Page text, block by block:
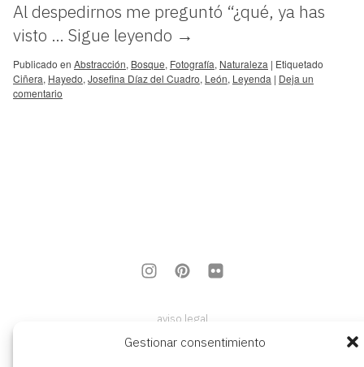
Gestionar consentimiento
Al despedirnos me preguntó “¿qué, ya has
visto … Sigue leyendo →
Publicado en Abstracción, Bosque, Fotografía, Naturaleza | Etiquetado
Ciñera, Hayedo, Josefina Díaz del Cuadro, León, Leyenda | Deja un
comentario
aviso legal
política de privacidad